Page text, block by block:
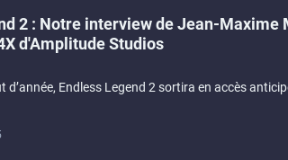
2 : Notre interview de Jean-Maxime
d'Amplitude Studios
d’année, Endless Legend 2 sortira en accès